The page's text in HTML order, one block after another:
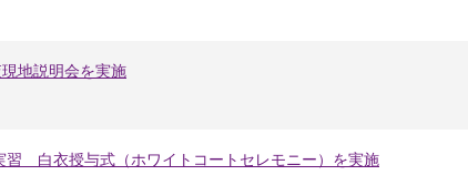
地説明会を実施
習 白衣授与式（ホワイトコートセレモニー）を実施